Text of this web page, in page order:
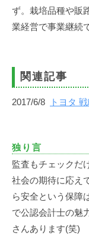
ず。栽培品種や販
業経営で事業継続
関連記事
2017/6/8 トヨタ
独り言
監査もチェックだ
社会の期待に応え
ら安全という保障
で公認会計士の魅
さんあります(笑)